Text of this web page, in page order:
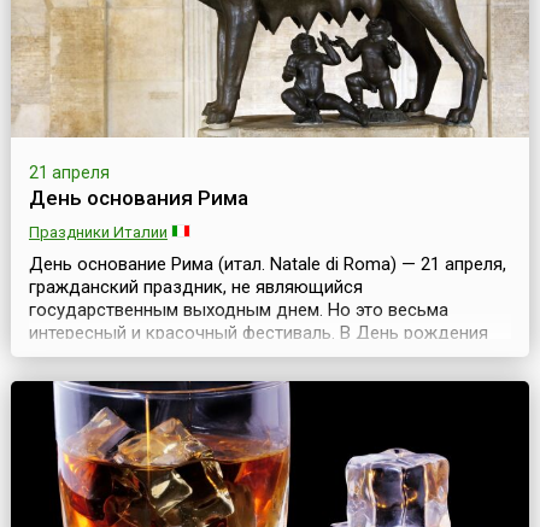
21 апреля
День основания Рима
Праздники Италии
День основание Рима (итал. Natale di Roma) — 21 апреля,
гражданский праздник, не являющийся
государственным выходным днем. Но это весьма
интересный и красочный фестиваль. В День рождения
Рима совершается символическое открытие ворот
города, чтобы в них смогли войти как жители Рима, так и
многочисленные туристы. Празднование продолжается,
как правило, несколько дней и может начинаться до
самой даты...